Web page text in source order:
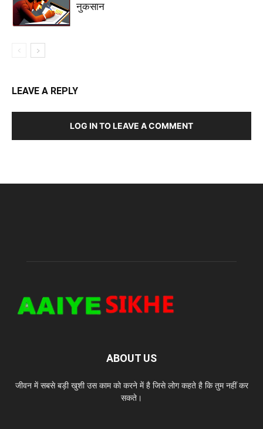
नुकसान
LEAVE A REPLY
LOG IN TO LEAVE A COMMENT
ABOUT US
जीवन में सबसे बड़ी खुशी उस काम को करने में है जिसे लोग कहते है कि तुम नहीं कर
सकते।